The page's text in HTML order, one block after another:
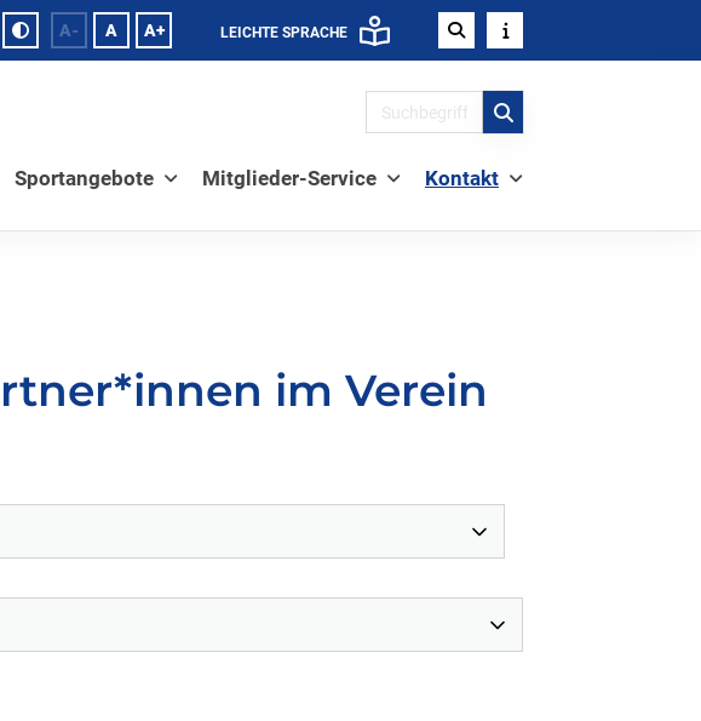
A- A A+ LEICHTE SPRACHE
Sportangebote Mitglieder-Service Kontakt
im Verein